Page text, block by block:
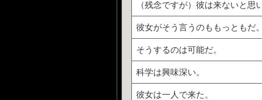
（残念ですが）彼は来ないと思
彼女がそう言うのももっともだ。
そうするのは可能だ。
科学は興味深い。
彼女は一人で来た。